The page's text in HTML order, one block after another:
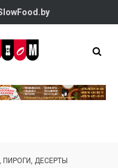
ПИРОГИ, ДЕСЕРТЫ